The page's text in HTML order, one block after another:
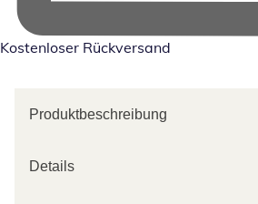
Kostenloser Rückversand
Produktbeschreibung
Details